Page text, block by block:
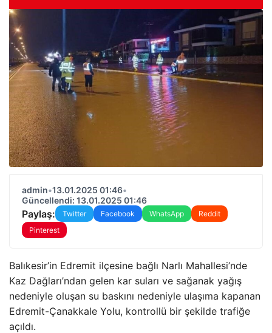
admin•13.01.2025 01:46•
Güncellendi: 13.01.2025 01:46
Paylaş: Twitter Facebook WhatsApp
Reddit
Pinterest
Balıkesir’in Edremit ilçesine bağlı Narlı Mahallesi’nde
Kaz Dağları’ndan gelen kar suları ve sağanak yağış
nedeniyle oluşan su baskını nedeniyle ulaşıma kapanan
Edremit-Çanakkale Yolu, kontrollü bir şekilde trafiğe
açıldı.